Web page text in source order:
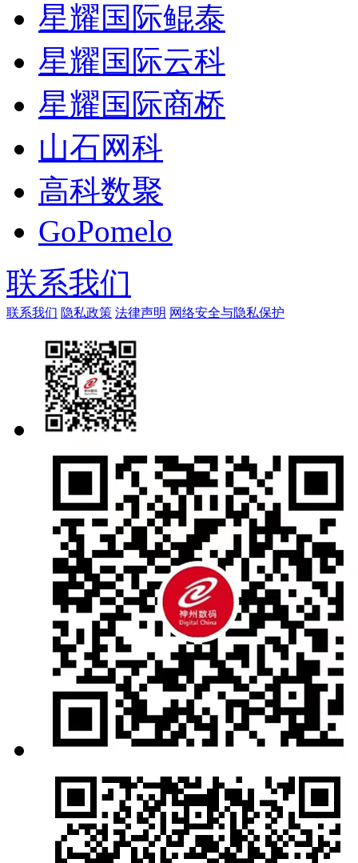
星耀国际鲲泰
星耀国际云科
星耀国际商桥
山石网科
高科数聚
GoPomelo
联系我们
联系我们 隐私政策 法律声明 网络安全与隐私保护